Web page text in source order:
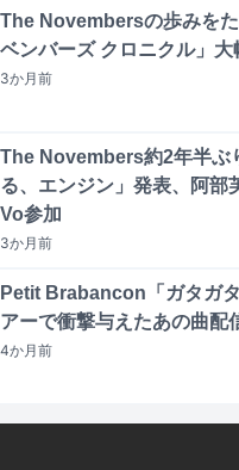
The Novembersの歩みを
ベンバーズ クロニクル」大
3か月前
The Novembers約2年半ぶ
る、エンジン」発表、阿部
Vo参加
3か月前
Petit Brabancon「ガタガ
アーで衝撃与えたあの曲配
4か月前